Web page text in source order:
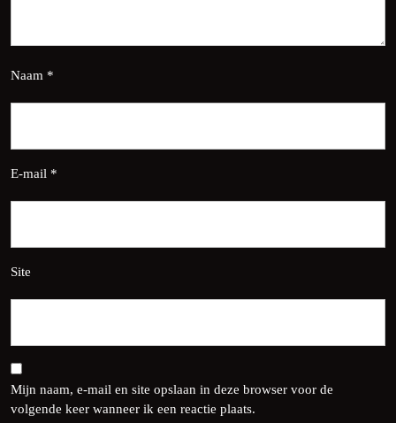
Naam *
E-mail *
Site
Mijn naam, e-mail en site opslaan in deze browser voor de
volgende keer wanneer ik een reactie plaats.